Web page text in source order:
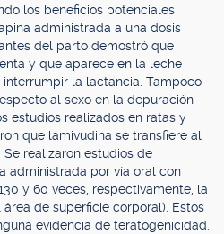
los beneficios potenciales
administrada a una dosis
del parto demostró que
y que aparece en la leche
la lactancia. Tampoco
al sexo en la depuración
estudios realizados en ratas y
que lamivudina se transfiere al
realizaron estudios de
administrada por vía oral con
y 60 veces, respectivamente, la
de superficie corporal). Estos
evidencia de teratogenicidad.